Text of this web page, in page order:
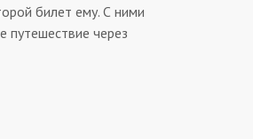
билет ему. С ними
путешествие через